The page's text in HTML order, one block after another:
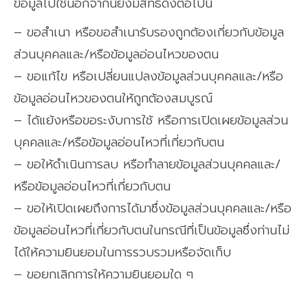
– ขอสำเนา หรือขอสำเนารับรองถูกต้องเกี่ยวกับข้อมูล
ส่วนบุคคลและ/หรือข้อมูลอ่อนไหวของตน
– ขอแก้ไข หรือเปลี่ยนแปลงข้อมูลส่วนบุคคลและ/หรือ
ข้อมูลอ่อนไหวของตนให้ถูกต้องสมบูรณ์
– ได้แย้งหรือขอระงับการใช้ หรือการเปิดเผยข้อมูลส่วน
บุคคลและ/หรือข้อมูลอ่อนไหวที่เกี่ยวกับตน
– ขอให้ดำเนินการลบ หรือทำลายข้อมูลส่วนบุคคลและ/
หรือข้อมูลอ่อนไหวที่เกี่ยวกับตน
– ขอให้เปิดเผยถึงการได้มาซึ่งข้อมูลส่วนบุคคลและ/หรือ
ข้อมูลอ่อนไหวที่เกี่ยวกับตนในกรณีที่เป็นข้อมูลซึ่งท่านไม่
ได้ให้ความยินยอมในการรวบรวมหรือจัดเก็บ
– ขอยกเลิกการให้ความยินยอมใด ๆ